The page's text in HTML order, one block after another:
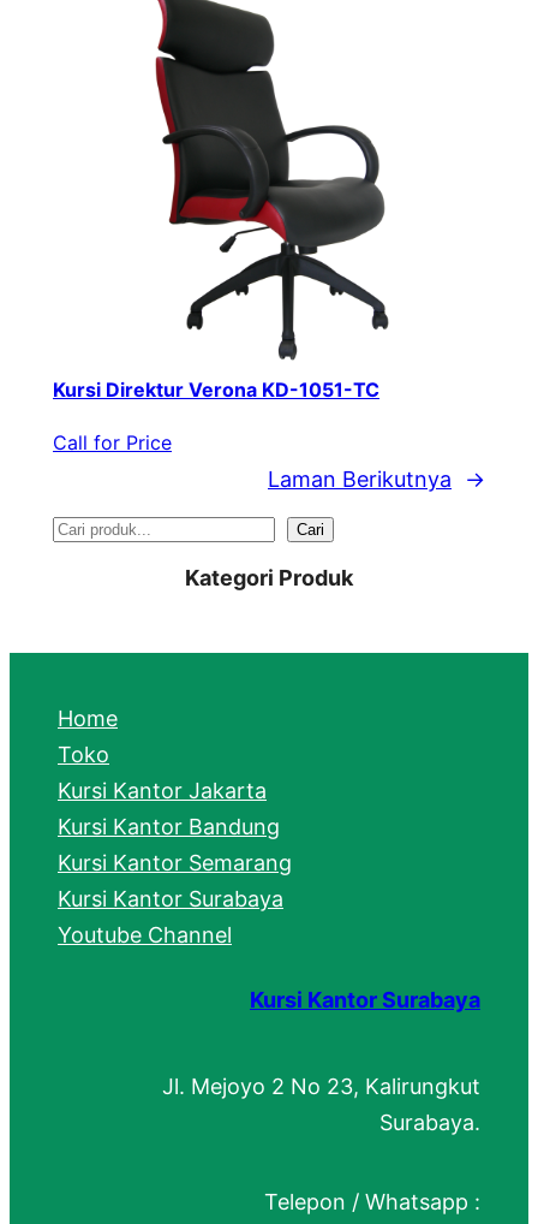
Kursi Direktur Verona KD-1051-TC
Call for Price
Laman Berikutnya →
S
r
h
Cari
Kategori Produk
Home
Toko
Kursi Kantor Jakarta
Kursi Kantor Bandung
Kursi Kantor Semarang
Kursi Kantor Surabaya
Youtube Channel
Kursi Kantor Surabaya
Jl. Mejoyo 2 No 23, Kalirungkut
Surabaya.
Telepon / Whatsapp :